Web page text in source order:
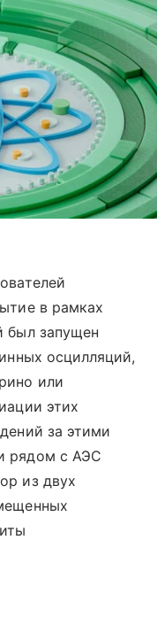
в рамках
был запущен
осцилляций,
или
этих
за этими
рядом с АЭС
из двух